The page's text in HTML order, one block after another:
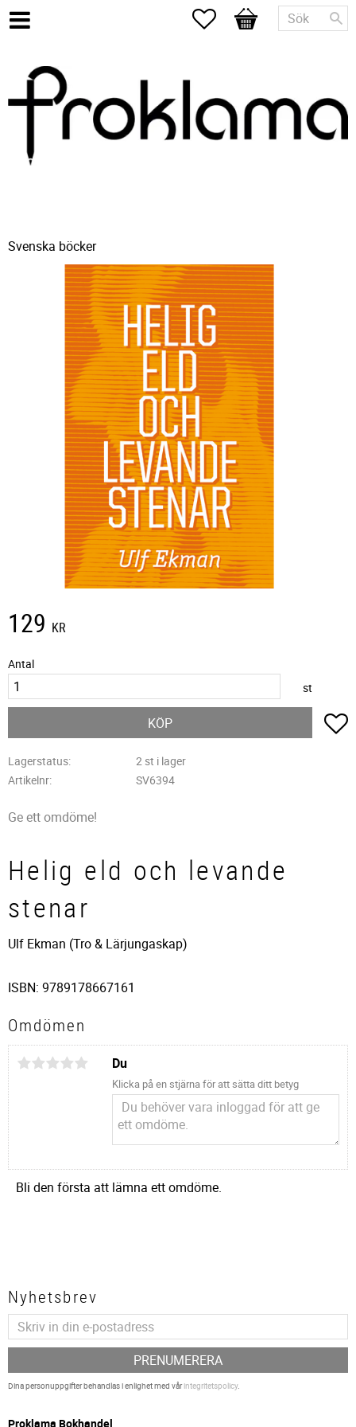
Favoriter
Kundvagn
Svenska böcker
129 KR
Antal
st
KÖP
Lagerstatus
2 st i lager
Artikelnr
SV6394
Ge ett omdöme!
Helig eld och levande
stenar
Ulf Ekman (Tro & Lärjungaskap)
ISBN: 9789178667161
Omdömen
Du
Klicka på en stjärna för att sätta ditt betyg
Bli den första att lämna ett omdöme.
Nyhetsbrev
PRENUMERERA
Dina personuppgifter behandlas i enlighet med vårintegritetspolicy.
Proklama Bokhandel